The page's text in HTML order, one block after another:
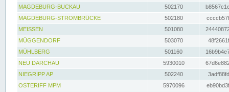
MAGDEBURG-BUCKAU
502170
MAGDEBURG-STROMBRÜCKE
502180
MEISSEN
501080
MÜGGENDORF
503070
MÜHLBERG
501160
NEU DARCHAU
5930010
NIEGRIPP AP
502240
OSTERIFF MPM
5970096